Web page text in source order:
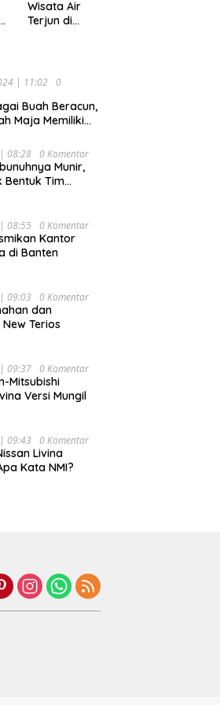
Wisata Air
Terjun di
Panorama
Mempesona
| 11:02
0
Buah Beracun,
Maja Memiliki
08:28 0 Komentar
Munir,
Bentuk Tim
08:55 0 Komentar
Kantor
di Banten
09:03 0 Komentar
dan
Terios
09:37 0 Komentar
Mitsubishi
Versi Mungil
09:43 0 Komentar
Livina
Kata NMI?